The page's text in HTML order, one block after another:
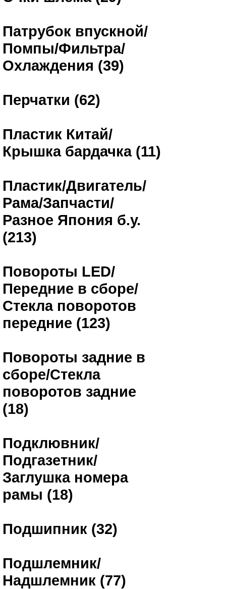
Патрубок впускной/
Помпы/Фильтра/
Охлаждения (39)
Перчатки (62)
Пластик Китай/
Крышка бардачка (11)
Пластик/Двигатель/
Рама/Запчасти/
Разное Япония б.у.
(213)
Повороты LED/
Передние в сборе/
Стекла поворотов
передние (123)
Повороты задние в
сборе/Стекла
поворотов задние
(18)
Подклювник/
Подгазетник/
Заглушка номера
рамы (18)
Подшипник (32)
Подшлемник/
Надшлемник (77)